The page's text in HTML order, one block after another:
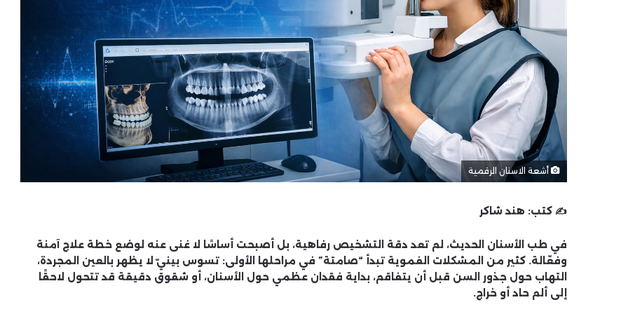
أشعة الاسنان الرقمية
✍️ كتب: هند شاكر
في طب الأسنان الحديث، لم تعد دقة التشخيص رفاهية، بل أصبحت أساسًا لا غنى عنه لوضع خطة علاج آمنة
وفعّالة. كثير من المشكلات الفموية تبدأ “صامتة” في مراحلها الأولى: تسوس بينيّ لا يظهر بالعين المجردة،
التهاب حول جذور السن قبل أن يتفاقم، بداية فقدان عظمي حول الأسنان، أو شقوق دقيقة قد تتحول لاحقًا
إلى ألم حاد أو خراج.